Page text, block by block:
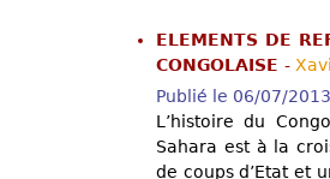
ELEMENTS DE
CONGOLAISE -
Publié le 06/07/2013
L’histoire du
Sahara est à la
de coups d’Etat et